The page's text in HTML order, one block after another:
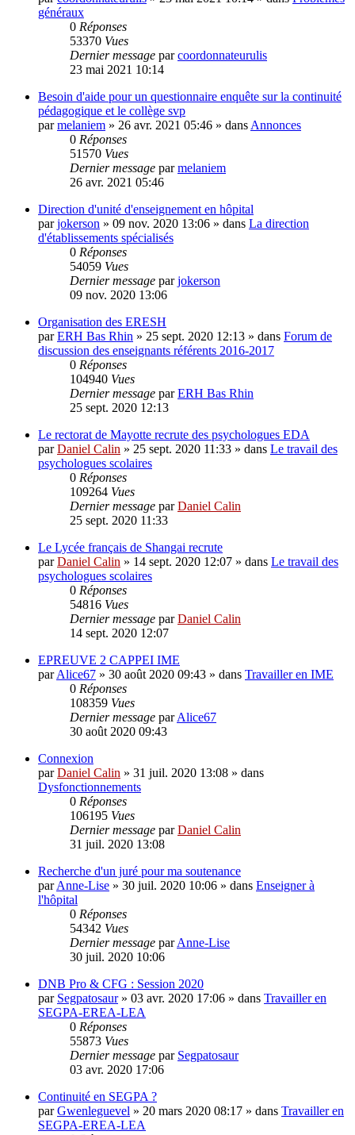
généraux
0 Réponses
53370 Vues
Dernier message parcoordonnateurulis
23 mai 2021 10:14
Besoin d'aide pour un questionnaire enquête sur la continuité
pédagogique et le collège svp
parmelaniem » 26 avr. 2021 05:46 » dans Annonces
0 Réponses
51570 Vues
Dernier message parmelaniem
26 avr. 2021 05:46
Direction d'unité d'enseignement en hôpital
parjokerson » 09 nov. 2020 13:06 » dans La direction
d'établissements spécialisés
0 Réponses
54059 Vues
Dernier message parjokerson
09 nov. 2020 13:06
Organisation des ERESH
parERH Bas Rhin » 25 sept. 2020 12:13 » dans Forum de
discussion des enseignants référents 2016-2017
0 Réponses
104940 Vues
Dernier message parERH Bas Rhin
25 sept. 2020 12:13
Le rectorat de Mayotte recrute des psychologues EDA
parDaniel Calin » 25 sept. 2020 11:33 » dans Le travail des
psychologues scolaires
0 Réponses
109264 Vues
Dernier message parDaniel Calin
25 sept. 2020 11:33
Le Lycée français de Shangai recrute
parDaniel Calin » 14 sept. 2020 12:07 » dans Le travail des
psychologues scolaires
0 Réponses
54816 Vues
Dernier message parDaniel Calin
14 sept. 2020 12:07
EPREUVE 2 CAPPEI IME
parAlice67 » 30 août 2020 09:43 » dans Travailler en IME
0 Réponses
108359 Vues
Dernier message parAlice67
30 août 2020 09:43
Connexion
parDaniel Calin » 31 juil. 2020 13:08 » dans
Dysfonctionnements
0 Réponses
106195 Vues
Dernier message parDaniel Calin
31 juil. 2020 13:08
Recherche d'un juré pour ma soutenance
parAnne-Lise » 30 juil. 2020 10:06 » dans Enseigner à
l'hôpital
0 Réponses
54342 Vues
Dernier message parAnne-Lise
30 juil. 2020 10:06
DNB Pro & CFG : Session 2020
par Segpatosaur» 03 avr. 2020 17:06 » dans Travailler en
SEGPA-EREA-LEA
0 Réponses
55873 Vues
Dernier message par Segpatosaur
03 avr. 2020 17:06
Continuité en SEGPA ?
parGwenleguevel » 20 mars 2020 08:17 » dans Travailler en
SEGPA-EREA-LEA